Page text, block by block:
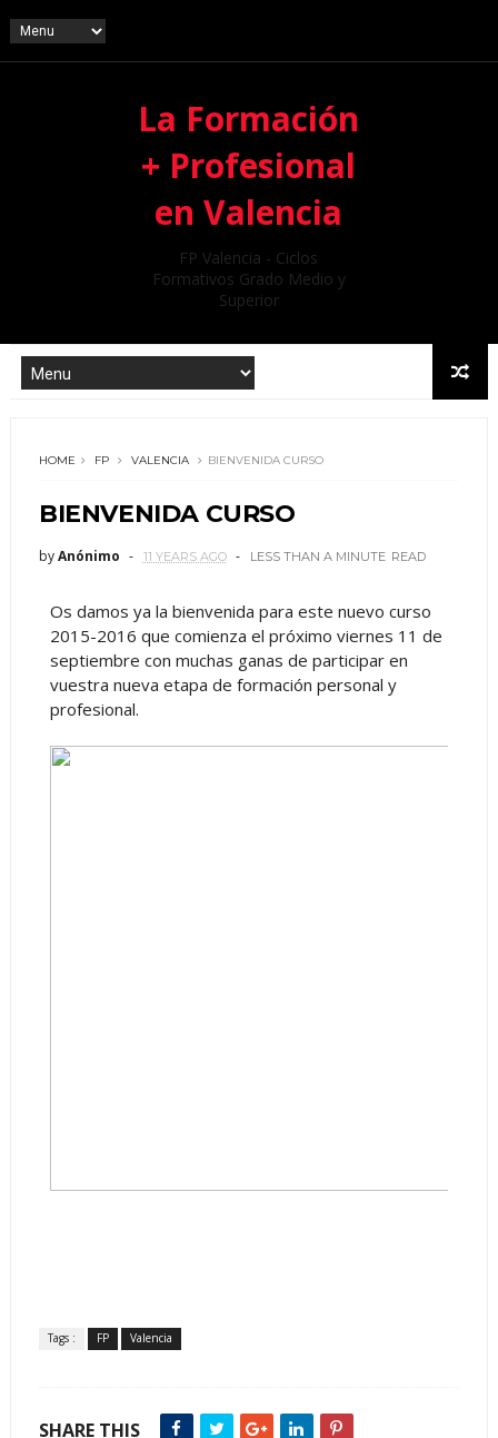
La Formación
+ Profesional
en Valencia
FP Valencia - Ciclos
Formativos Grado Medio y
Superior
HOME FP VALENCIA BIENVENIDA CURSO
BIENVENIDA CURSO
byAnónimo 11 YEARS AGO LESS THAN A MINUTE READ
Os damos ya la bienvenida para este nuevo curso
2015-2016 que comienza el próximo viernes 11 de
septiembre con muchas ganas de participar en
vuestra nueva etapa de formación personal y
profesional.
Tags : FP Valencia
SHARE THIS